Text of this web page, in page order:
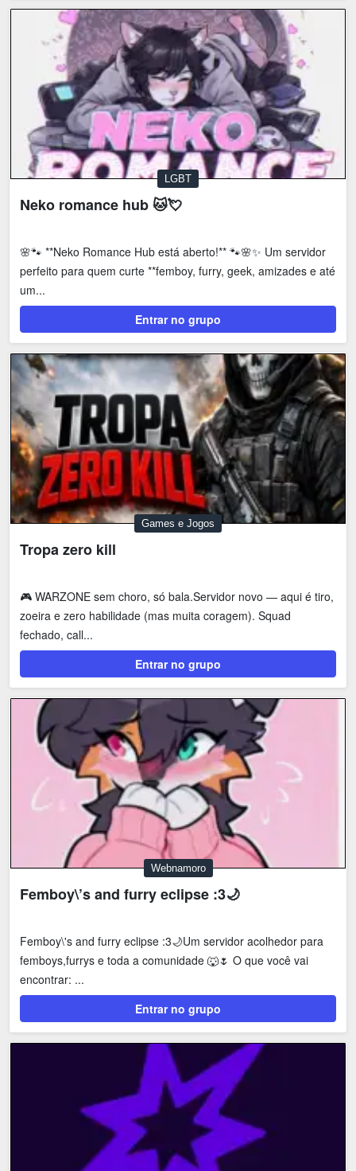
LGBT
Neko romance hub 🐱💘
🌸🐾 **Neko Romance Hub está aberto!** 🐾🌸✨ Um servidor
perfeito para quem curte **femboy, furry, geek, amizades e até
um...
Entrar no grupo
Games e Jogos
Tropa zero kill
🎮 WARZONE sem choro, só bala.Servidor novo — aqui é tiro,
zoeira e zero habilidade (mas muita coragem). Squad
fechado, call...
Entrar no grupo
Webnamoro
Femboy\’s and furry eclipse :3🌙
Femboy\'s and furry eclipse :3🌙Um servidor acolhedor para
femboys,furrys e toda a comunidade 🐺🌷 O que você vai
encontrar: ...
Entrar no grupo